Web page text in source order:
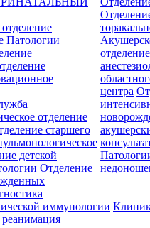
Патологии
отделение
центра
отделение
старшего
детской
Отделение
иммунологии
реанимация